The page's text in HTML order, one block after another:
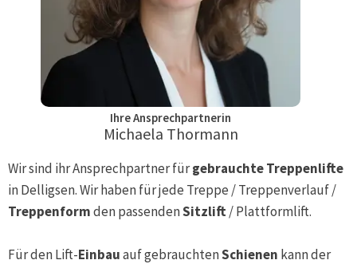
Ihre Ansprechpartnerin
Michaela Thormann
Wir sind ihr Ansprechpartner fürgebrauchte Treppenlifte
inDelligsen. Wir haben für jede Treppe / Treppenverlauf /
Treppenformden passendenSitzlift/ Plattformlift.
Für den Lift-Einbauauf gebrauchtenSchienen kann der